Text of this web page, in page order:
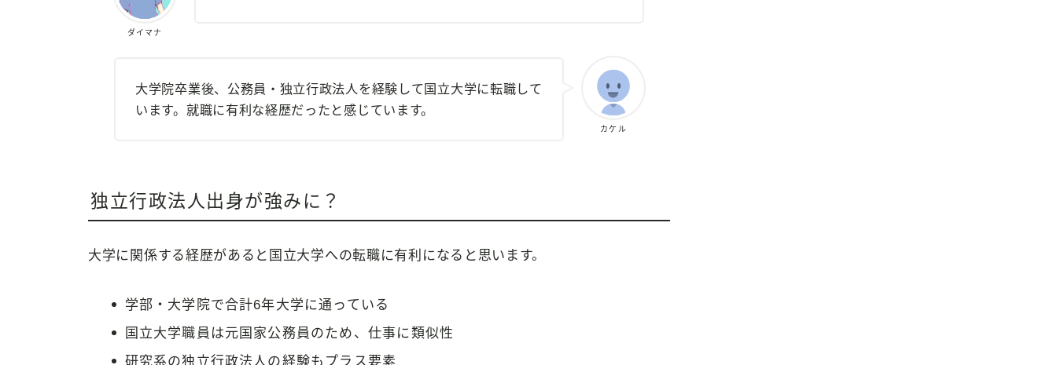
ダイマナ
カケル
大学院卒業後、公務員・独立行政法人を経験して国立大学に転職して
います。就職に有利な経歴だったと感じています。
独立行政法人出身が強みに？
大学に関係する経歴があると国立大学への転職に有利になると思います。
学部・大学院で合計6年大学に通っている
国立大学職員は元国家公務員のため、仕事に類似性
研究系の独立行政法人の経験もプラス要素